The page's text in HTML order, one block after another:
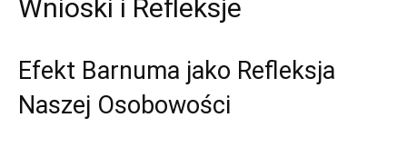
Wnioski i Refleksje
Efekt Barnuma jako Refleksja
Naszej Osobowości